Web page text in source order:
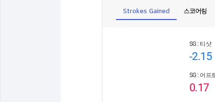
Strokes Gained 스코어링
SG : 티샷
-2.15
SG : 어프
0.17